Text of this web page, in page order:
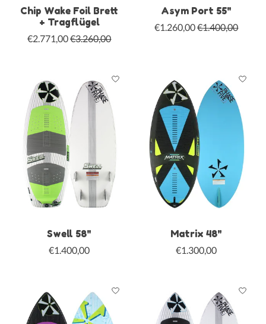
Chip Wake Foil Brett
+ Tragflügel
€2.771,00€3.260,00
Asym Port 55"
€1.260,00€1.400,00
Swell 58"
€1.400,00
Matrix 48"
€1.300,00